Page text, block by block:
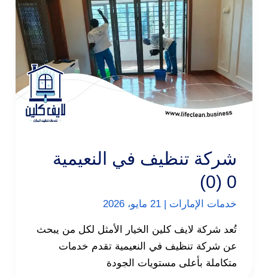
شركة تنظيف في النعيمية
0 (0)
خدمات الإمارات | 21 مايو، 2026
تُعد شركة لايف كلين الخيار الأمثل لكل من يبحث
عن شركة تنظيف في النعيمية تقدم خدمات
متكاملة بأعلى مستويات الجودة